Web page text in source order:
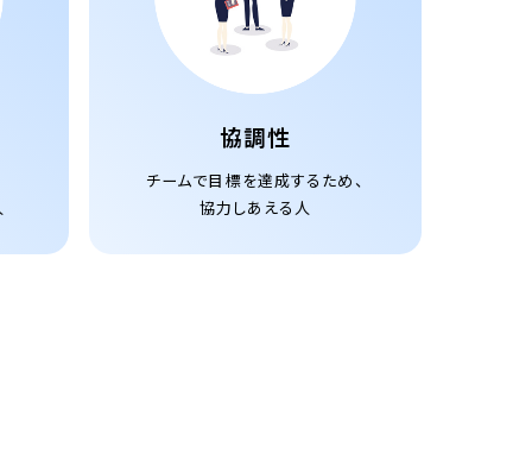
協調性
チームで目標を達成するため、
協力しあえる人